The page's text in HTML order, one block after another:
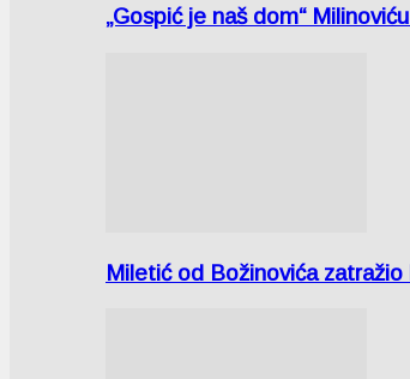
„Gospić je naš dom“
Miletić od Božinovića